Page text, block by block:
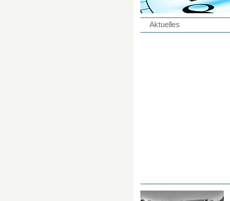
Aktuelles